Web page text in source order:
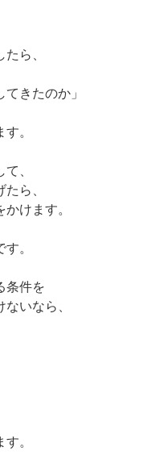
ら、
きたのか」
。
、
ら、
けます。
。
条件を
いなら、
。